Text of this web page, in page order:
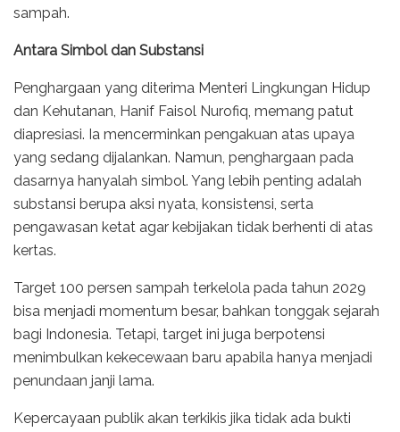
sampah.
Antara Simbol dan Substansi
Penghargaan yang diterima Menteri Lingkungan Hidup
dan Kehutanan, Hanif Faisol Nurofiq, memang patut
diapresiasi. Ia mencerminkan pengakuan atas upaya
yang sedang dijalankan. Namun, penghargaan pada
dasarnya hanyalah simbol. Yang lebih penting adalah
substansi berupa aksi nyata, konsistensi, serta
pengawasan ketat agar kebijakan tidak berhenti di atas
kertas.
Target 100 persen sampah terkelola pada tahun 2029
bisa menjadi momentum besar, bahkan tonggak sejarah
bagi Indonesia. Tetapi, target ini juga berpotensi
menimbulkan kekecewaan baru apabila hanya menjadi
penundaan janji lama.
Kepercayaan publik akan terkikis jika tidak ada bukti